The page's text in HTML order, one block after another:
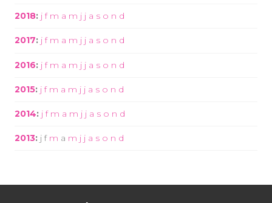
2018: j f m a m j j a s o n d
2017: j f m a m j j a s o n d
2016: j f m a m j j a s o n d
2015: j f m a m j j a s o n d
2014: j f m a m j j a s o n d
2013: j f m a m j j a s o n d